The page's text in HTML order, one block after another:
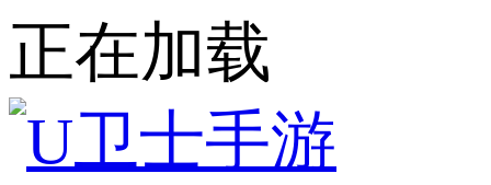
正在加载